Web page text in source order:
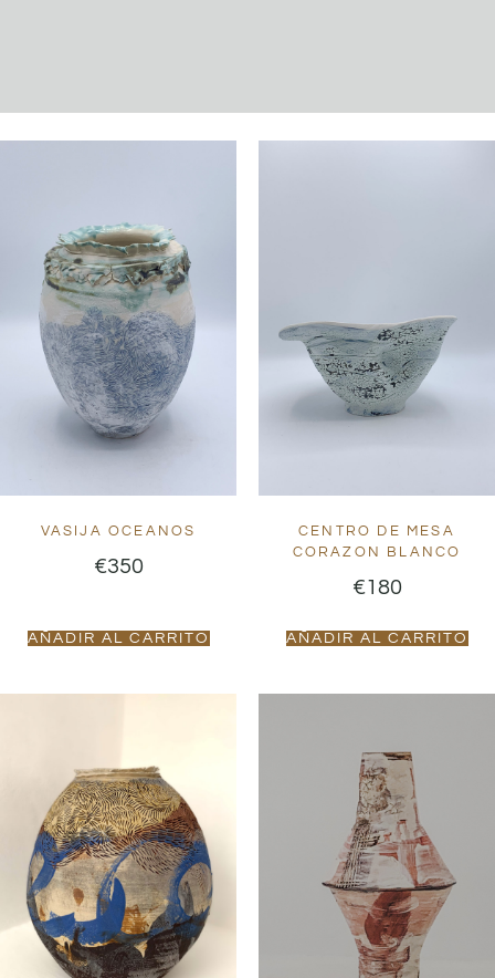
VASIJA OCEANOS
€350
AÑADIR AL CARRITO
CENTRO DE MESA
CORAZON BLANCO
€180
AÑADIR AL CARRITO